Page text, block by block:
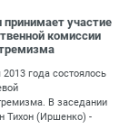
принимает участие
комиссии
года состоялось
В заседании
Тихон (Иршенко) -